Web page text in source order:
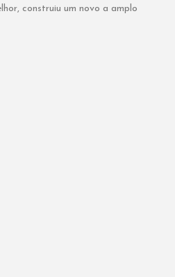
construiu um novo a amplo